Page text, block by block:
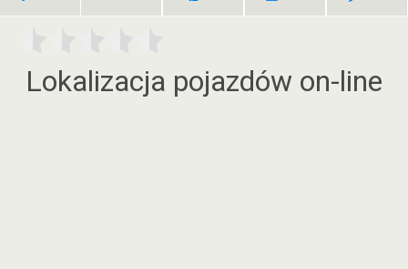
Lokalizacja pojazdów on-line